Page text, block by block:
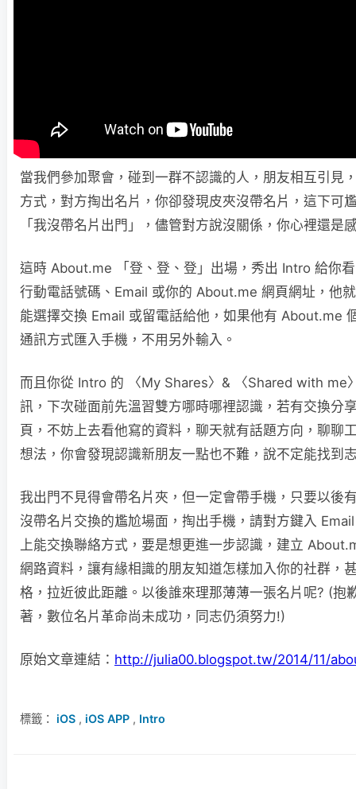
當我們參加聚會，碰到一群不認識的人，朋友相互引見
方式，對方掏出名片，你卻發現皮夾沒帶名片，這下可
「我沒帶名片出門」，儘管對方說沒關係，你心裡還是
這時 About.me 「登、登、登」出場，秀出 Intro 給你
行動電話號碼、Email 或你的 About.me 網頁網址，他
能選擇交換 Email 或留電話給他，如果他有 About.me
通訊方式匯入手機，不用另外輸入。
而且你從 Intro 的 〈My Shares〉& 〈Shared with me
訊，下次碰面前先溫習雙方哪時哪裡認識，若有交換分
頁，不妨上去看他寫的資料，聊天就有話題方向，聊聊
想法，你會發現認識新朋友一點也不難，說不定能找到
我出門不見得會帶名片夾，但一定會帶手機，只要以後
沒帶名片交換的尷尬場面，掏出手機，請對方鍵入
上能交換聯絡方式，要是想更進一步認識，建立
網路資料，讓有緣相識的朋友知道怎樣加入你的社群，
格，拉近彼此距離。以後誰來理那薄薄一張名片呢? (抱
著，數位名片革命尚未成功，同志仍須努力!)
原始文章連結： http://julia00.blogspot.tw/2014/11/
標籤： iOS , iOS APP , Intro